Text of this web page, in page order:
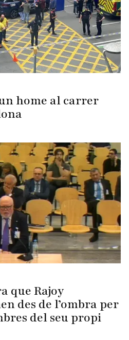
home al carrer
que Rajoy
des de l’ombra per
del seu propi